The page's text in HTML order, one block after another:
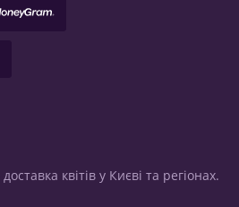
доставка квітів у Києві та регіонах.